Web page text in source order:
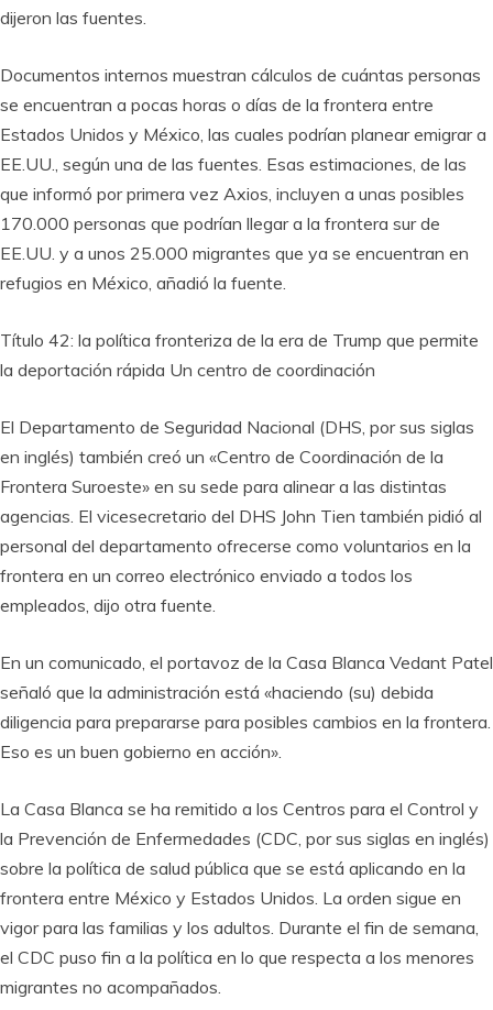
dijeron las fuentes.
Documentos internos muestran cálculos de cuántas personas
se encuentran a pocas horas o días de la frontera entre
Estados Unidos y México, las cuales podrían planear emigrar a
EE.UU., según una de las fuentes. Esas estimaciones, de las
que informó por primera vez Axios, incluyen a unas posibles
170.000 personas que podrían llegar a la frontera sur de
EE.UU. y a unos 25.000 migrantes que ya se encuentran en
refugios en México, añadió la fuente.
Título 42: la política fronteriza de la era de Trump que permite
la deportación rápida Un centro de coordinación
El Departamento de Seguridad Nacional (DHS, por sus siglas
en inglés) también creó un «Centro de Coordinación de la
Frontera Suroeste» en su sede para alinear a las distintas
agencias. El vicesecretario del DHS John Tien también pidió al
personal del departamento ofrecerse como voluntarios en la
frontera en un correo electrónico enviado a todos los
empleados, dijo otra fuente.
En un comunicado, el portavoz de la Casa Blanca Vedant Patel
señaló que la administración está «haciendo (su) debida
diligencia para prepararse para posibles cambios en la frontera.
Eso es un buen gobierno en acción».
La Casa Blanca se ha remitido a los Centros para el Control y
la Prevención de Enfermedades (CDC, por sus siglas en inglés)
sobre la política de salud pública que se está aplicando en la
frontera entre México y Estados Unidos. La orden sigue en
vigor para las familias y los adultos. Durante el fin de semana,
el CDC puso fin a la política en lo que respecta a los menores
migrantes no acompañados.